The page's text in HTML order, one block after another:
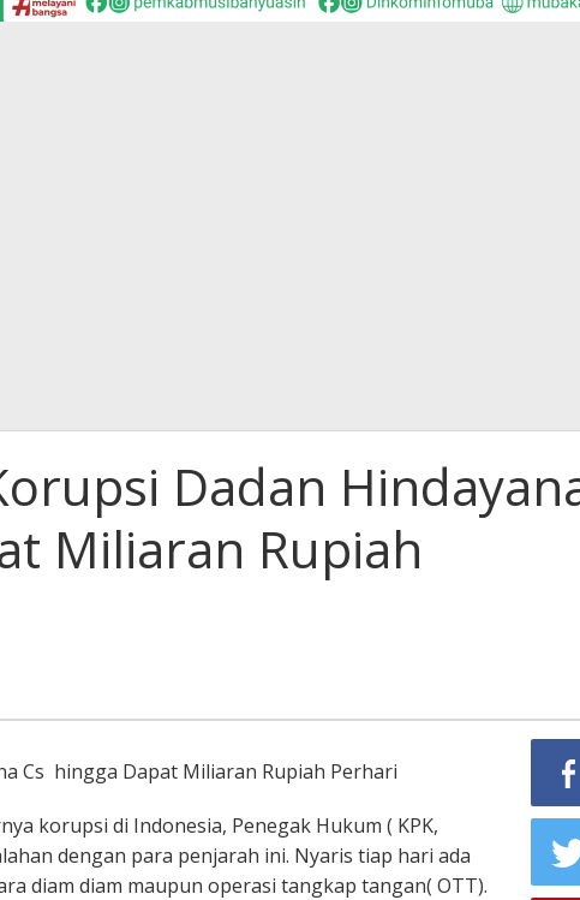
Dadan
Miliaran Rupiah
Cs hingga Dapat Miliaran Rupiah Perhari
korupsi di Indonesia, Penegak Hukum ( KPK,
dengan para penjarah ini. Nyaris tiap hari ada
diam diam maupun operasi tangkap tangan( OTT).